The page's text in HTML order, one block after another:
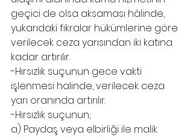
geçici de olsa aksaması hâlinde,
yukarıdaki fıkralar hükümlerine göre
verilecek ceza yarısından iki katına
kadar artırılır.
-Hırsızlık suçunun gece vakti
işlenmesi halinde, verilecek ceza
yarı oranında artırılır.
-Hırsızlık suçunun;
a) Paydaş veya elbirliği ile malik